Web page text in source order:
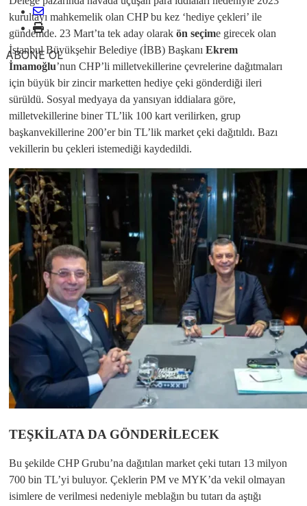
ABONE OL
kurultayı mahkemelik olan CHP bu kez ‘hediye çekleri’ ile
gündemde. 23 Mart’ta tek aday olarak ön seçime girecek olan
İstanbul Büyükşehir Belediye (İBB) Başkanı Ekrem
İmamoğlu’nun CHP’li milletvekillerine çevrelerine dağıtmaları
için büyük bir zincir marketten hediye çeki gönderdiği ileri
sürüldü. Sosyal medyaya da yansıyan iddialara göre,
milletvekillerine biner TL’lik 100 kart verilirken, grup
başkanvekillerine 200’er bin TL’lik market çeki dağıtıldı. Bazı
vekillerin bu çekleri istemediği kaydedildi.
TEŞKİLATA DA GÖNDERİLECEK
Bu şekilde CHP Grubu’na dağıtılan market çeki tutarı 13 milyon
700 bin TL’yi buluyor. Çeklerin PM ve MYK’da vekil olmayan
isimlere de verilmesi nedeniyle meblağın bu tutarı da aştığı